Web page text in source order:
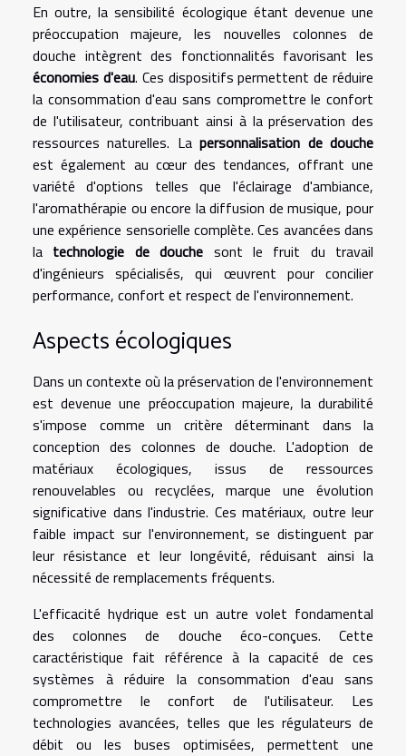
En outre, la sensibilité écologique étant devenue une
préoccupation majeure, les nouvelles colonnes de
douche intègrent des fonctionnalités favorisant les
économies d'eau. Ces dispositifs permettent de réduire
la consommation d'eau sans compromettre le confort
de l'utilisateur, contribuant ainsi à la préservation des
ressources naturelles. Lapersonnalisation de douche
est également au cœur des tendances, offrant une
variété d'options telles que l'éclairage d'ambiance,
l'aromathérapie ou encore la diffusion de musique, pour
une expérience sensorielle complète. Ces avancées dans
la technologie de douche sont le fruit du travail
d'ingénieurs spécialisés, qui œuvrent pour concilier
performance, confort et respect de l'environnement.
Aspects écologiques
Dans un contexte où la préservation de l'environnement
est devenue une préoccupation majeure, la durabilité
s'impose comme un critère déterminant dans la
conception des colonnes de douche. L'adoption de
matériaux écologiques, issus de ressources
renouvelables ou recyclées, marque une évolution
significative dans l'industrie. Ces matériaux, outre leur
faible impact sur l'environnement, se distinguent par
leur résistance et leur longévité, réduisant ainsi la
nécessité de remplacements fréquents.
L'efficacité hydrique est un autre volet fondamental
des colonnes de douche éco-conçues. Cette
caractéristique fait référence à la capacité de ces
systèmes à réduire la consommation d'eau sans
compromettre le confort de l'utilisateur. Les
technologies avancées, telles que les régulateurs de
débit ou les buses optimisées, permettent une